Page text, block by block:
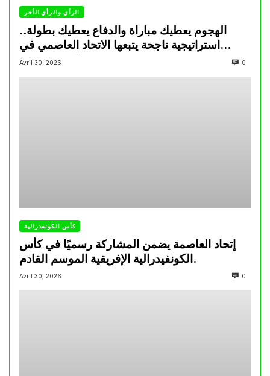
الرأي والرأي الأخر
الهجوم يعطيك مباراة والدفاع يعطيك بطولة..
استراتيجية ناجحة يتبعها الاتحاد العاصمي في
تتويجاته آخر السنوات
Avril 30, 2026 0
كأس الكونفدرالية
إتحاد العاصمة يضمن المشاركة رسميًا في كأس
الكونفيدرالية الإفريقية الموسم القادم.
Avril 30, 2026 0